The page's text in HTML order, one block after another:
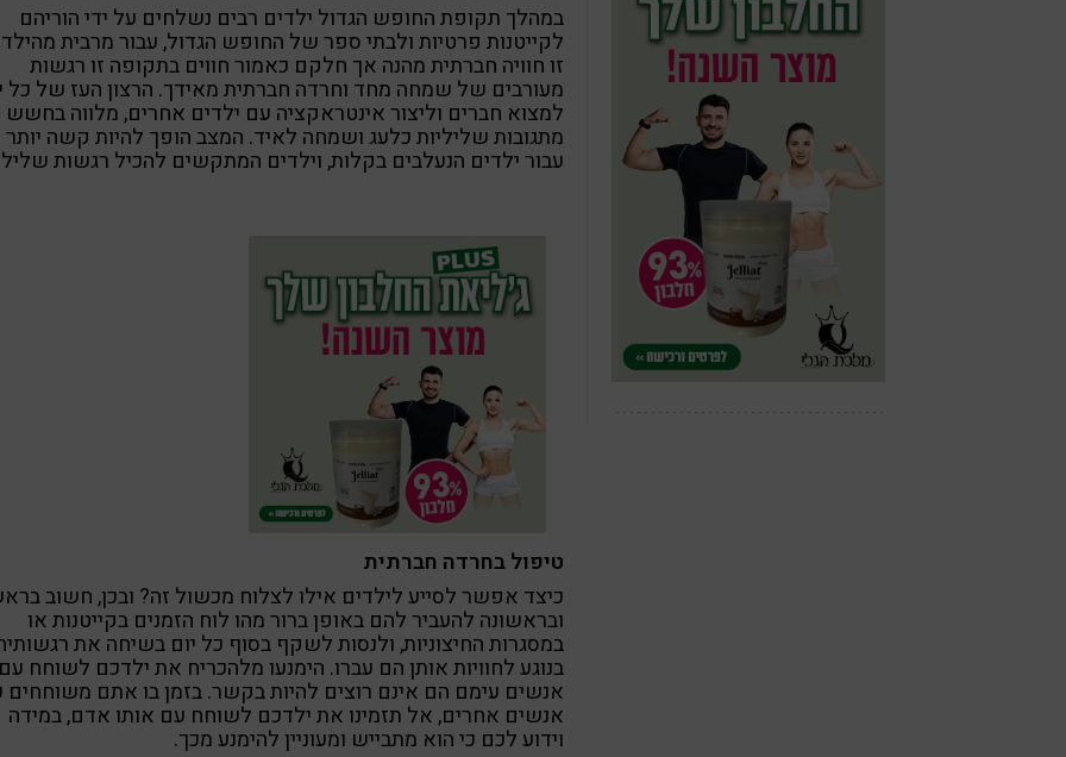
במהלך תקופת החופש הגדול ילדים רבים נשלחים על ידי הוריהם
לקייטנות פרטיות ולבתי ספר של החופש הגדול, עבור מרבית
זו חוויה חברתית מהנה אך חלקם כאמור חווים בתקופה זו רגשות
מעורבים של שמחה מחד וחרדה חברתית מאידך. הרצון העז של כל
למצוא חברים וליצור אינטראקציה עם ילדים אחרים, מלווה בחשש
מתגובות שליליות כלעג ושמחה לאיד. המצב הופך להיות קשה יותר
עבור ילדים הנעלבים בקלות, וילדים המתקשים להכיל רגשות
טיפול בחרדה חברתית
כיצד אפשר לסייע לילדים אילו לצלוח מכשול זה? ובכן, חשוב
ובראשונה להעביר להם באופן ברור מהו לוח הזמנים בקייטנות או
במסגרות החיצוניות, ולנסות לשקף בסוף כל יום בשיחה את
בנוגע לחוויות אותן הם עברו. הימנעו מלהכריח את ילדכם לשוחח
אנשים עימם הם אינם רוצים להיות בקשר. בזמן בו אתם
אנשים אחרים, אל תזמינו את ילדכם לשוחח עם אותו אדם, במידה
וידוע לכם כי הוא מתבייש ומעוניין להימנע מכך.